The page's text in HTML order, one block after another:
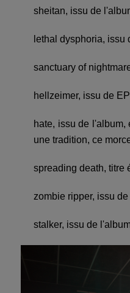
sheitan, issu de
lethal dysphoria, issu
sanctuary of
hellzeimer, issu de
hate, issu de l'album,
une tradition, ce
spreading death, titre
zombie ripper, issu
stalker, issu de